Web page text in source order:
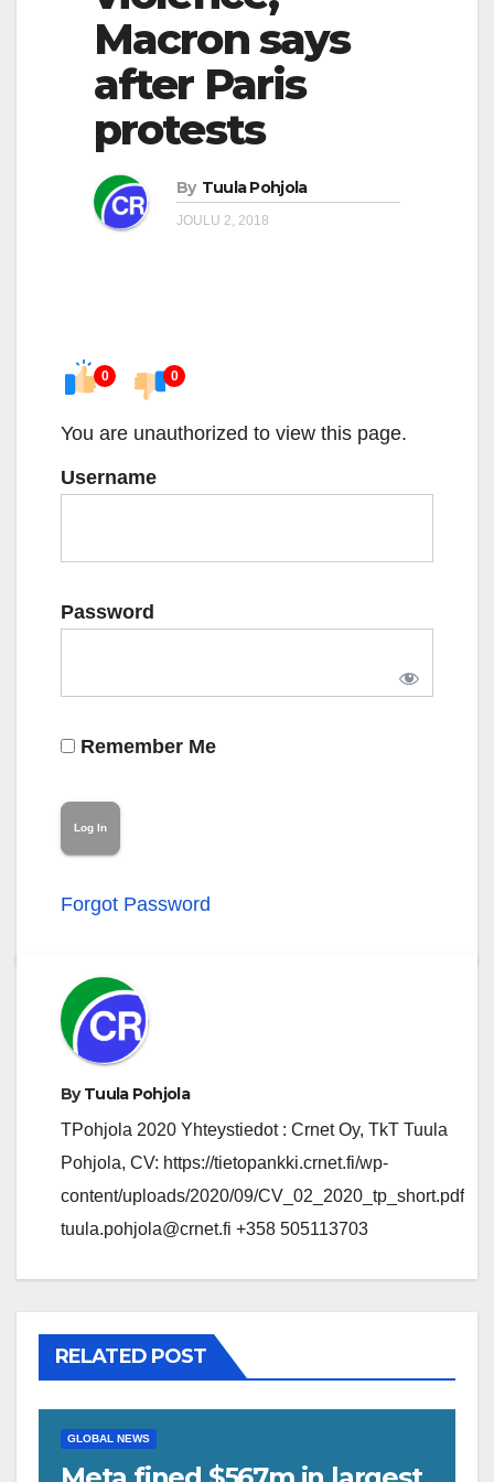
Macron says
after Paris
protests
By Tuula Pohjola
JOULU 2, 2018
0 0
You are unauthorized to view this page.
Username
Password
Remember Me
Forgot Password
ByTuula Pohjola
TPohjola 2020 Yhteystiedot : Crnet Oy, TkT Tuula
Pohjola, CV: https://tietopankki.crnet.fi/wp-
content/uploads/2020/09/CV_02_2020_tp_short.pdf
tuula.pohjola@crnet.fi +358 505113703
RELATED POST
GLOBAL NEWS